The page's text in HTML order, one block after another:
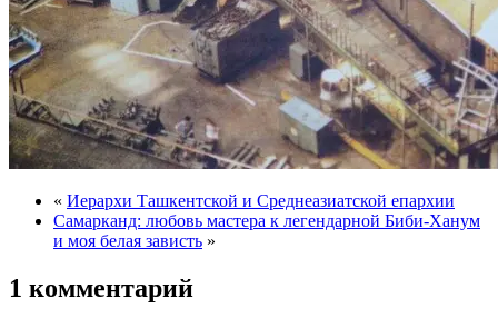
« Иерархи Ташкентской и Среднеазиатской епархии
Самарканд: любовь мастера к легендарной Биби-Ханум
и моя белая зависть »
1 комментарий